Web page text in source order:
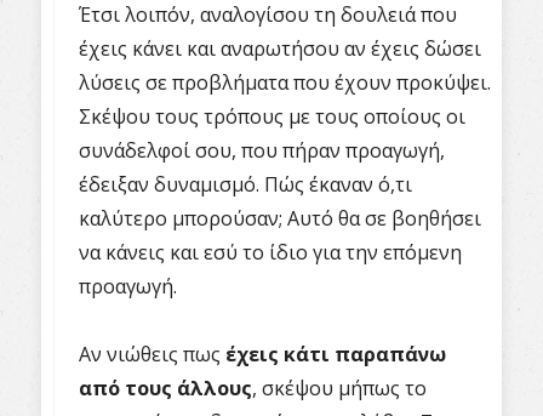
Έτσι λοιπόν, αναλογίσου τη δουλειά που
έχεις κάνει και αναρωτήσου αν έχεις δώσει
λύσεις σε προβλήματα που έχουν προκύψει.
Σκέψου τους τρόπους με τους οποίους οι
συνάδελφοί σου, που πήραν προαγωγή,
έδειξαν δυναμισμό. Πώς έκαναν ό,τι
καλύτερο μπορούσαν; Αυτό θα σε βοηθήσει
να κάνεις και εσύ το ίδιο για την επόμενη
προαγωγή.
Αν νιώθεις πως έχεις κάτι παραπάνω
από τους άλλους, σκέψου μήπως το